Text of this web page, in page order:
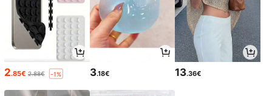
2.85€ 2.88€ -1% 3.18€ 13.36€